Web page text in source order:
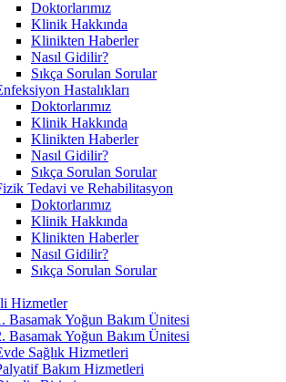
Doktorlarımız
Klinik Hakkında
Klinikten Haberler
Nasıl Gidilir?
Sıkça Sorulan Sorular
Hastalıkları
Doktorlarımız
Klinik Hakkında
Klinikten Haberler
Nasıl Gidilir?
Sıkça Sorulan Sorular
Tedavi ve Rehabilitasyon
Doktorlarımız
Klinik Hakkında
Klinikten Haberler
Nasıl Gidilir?
Sıkça Sorulan Sorular
Hizmetler
Basamak Yoğun Bakım Ünitesi
Basamak Yoğun Bakım Ünitesi
Sağlık Hizmetleri
Bakım Hizmetleri